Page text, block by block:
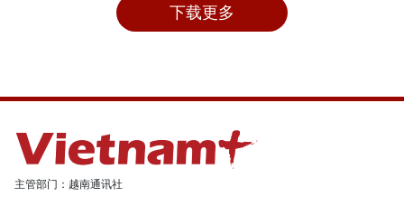
下载更多
主管部门：越南通讯社